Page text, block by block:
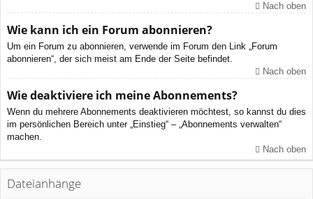
Nach oben
Wie kann ich ein Forum abonnieren?
Um ein Forum zu abonnieren, verwende im Forum den Link „Forum
abonnieren“, der sich meist am Ende der Seite befindet.
Nach oben
Wie deaktiviere ich meine Abonnements?
Wenn du mehrere Abonnements deaktivieren möchtest, so kannst du dies
im persönlichen Bereich unter „Einstieg“ – „Abonnements verwalten“
machen.
Nach oben
Dateianhänge